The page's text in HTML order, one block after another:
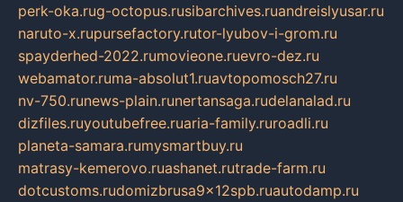
perk-oka.rug-octopus.rusibarchives.ruandreislyusar.ru
naruto-x.rupursefactory.rutor-lyubov-i-grom.ru
spayderhed-2022.rumovieone.ruevro-dez.ru
webamator.ruma-absolut1.ruavtopomosch27.ru
nv-750.runews-plain.runertansaga.rudelanalad.ru
dizfiles.ruyoutubefree.ruaria-family.ruroadli.ru
planeta-samara.rumysmartbuy.ru
matrasy-kemerovo.ruashanet.rutrade-farm.ru
dotcustoms.rudomizbrusa9x12spb.ruautodamp.ru